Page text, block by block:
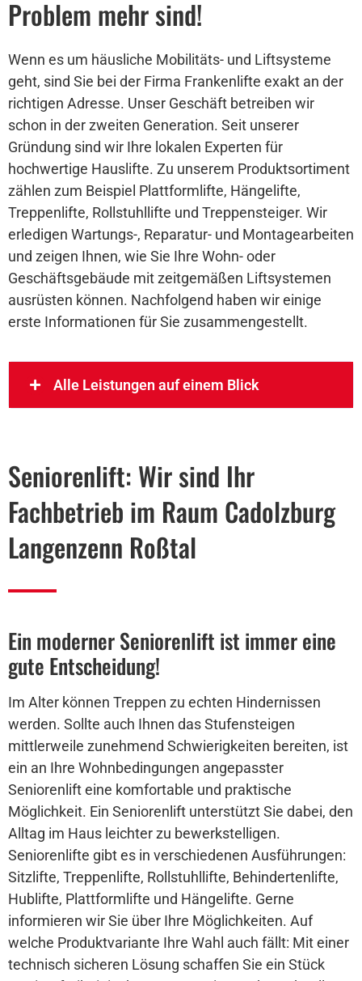
Problem mehr sind!
Wenn es um häusliche Mobilitäts- und Liftsysteme
geht, sind Sie bei der Firma Frankenlifte exakt an der
richtigen Adresse. Unser Geschäft betreiben wir
schon in der zweiten Generation. Seit unserer
Gründung sind wir Ihre lokalen Experten für
hochwertige Hauslifte. Zu unserem Produktsortiment
zählen zum Beispiel Plattformlifte, Hängelifte,
Treppenlifte, Rollstuhllifte und Treppensteiger. Wir
erledigen Wartungs-, Reparatur- und Montagearbeiten
und zeigen Ihnen, wie Sie Ihre Wohn- oder
Geschäftsgebäude mit zeitgemäßen Liftsystemen
ausrüsten können. Nachfolgend haben wir einige
erste Informationen für Sie zusammengestellt.
Alle Leistungen auf einem Blick
Seniorenlift: Wir sind Ihr
Fachbetrieb im Raum Cadolzburg
Langenzenn Roßtal
Ein moderner Seniorenlift ist immer eine
gute Entscheidung!
Im Alter können Treppen zu echten Hindernissen
werden. Sollte auch Ihnen das Stufensteigen
mittlerweile zunehmend Schwierigkeiten bereiten, ist
ein an Ihre Wohnbedingungen angepasster
Seniorenlift eine komfortable und praktische
Möglichkeit. Ein Seniorenlift unterstützt Sie dabei, den
Alltag im Haus leichter zu bewerkstelligen.
Seniorenlifte gibt es in verschiedenen Ausführungen:
Sitzlifte, Treppenlifte, Rollstuhllifte, Behindertenlifte,
Hublifte, Plattformlifte und Hängelifte. Gerne
informieren wir Sie über Ihre Möglichkeiten. Auf
welche Produktvariante Ihre Wahl auch fällt: Mit einer
technisch sicheren Lösung schaffen Sie ein Stück